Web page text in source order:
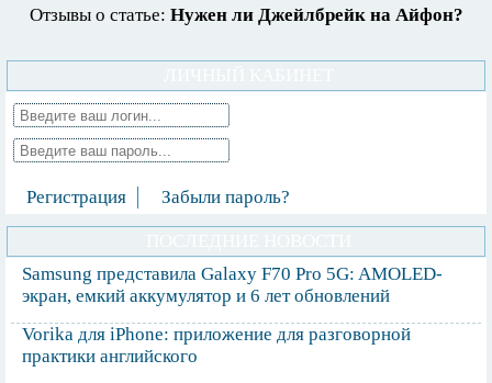
Отзывы о статье: Нужен ли Джейлбрейк на Айфон?
Регистрация Забыли пароль?
Samsung представила Galaxy F70 Pro 5G: AMOLED-
экран, емкий аккумулятор и 6 лет обновлений
Vorika для iPhone: приложение для разговорной
практики английского